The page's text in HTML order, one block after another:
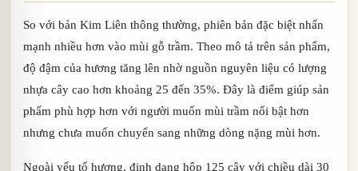
So với bản Kim Liên thông thường, phiên bản đặc biệt nhấn
mạnh nhiều hơn vào mùi gỗ trầm. Theo mô tả trên sản phẩm,
độ đậm của hương tăng lên nhờ nguồn nguyên liệu có lượng
nhựa cây cao hơn khoảng 25 đến 35%. Đây là điểm giúp sản
phẩm phù hợp hơn với người muốn mùi trầm nổi bật hơn
nhưng chưa muốn chuyển sang những dòng nặng mùi hơn.
Ngoài yếu tố hương, định dạng hộp 125 cây với chiều dài 30